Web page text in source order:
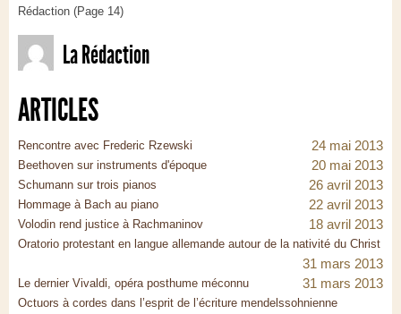
Rédaction (Page 14)
La Rédaction
ARTICLES
Rencontre avec Frederic Rzewski 24 mai 2013
Beethoven sur instruments d'époque 20 mai 2013
Schumann sur trois pianos 26 avril 2013
Hommage à Bach au piano 22 avril 2013
Volodin rend justice à Rachmaninov 18 avril 2013
Oratorio protestant en langue allemande autour de la nativité du Christ
31 mars 2013
Le dernier Vivaldi, opéra posthume méconnu 31 mars 2013
Octuors à cordes dans l’esprit de l’écriture mendelssohnienne